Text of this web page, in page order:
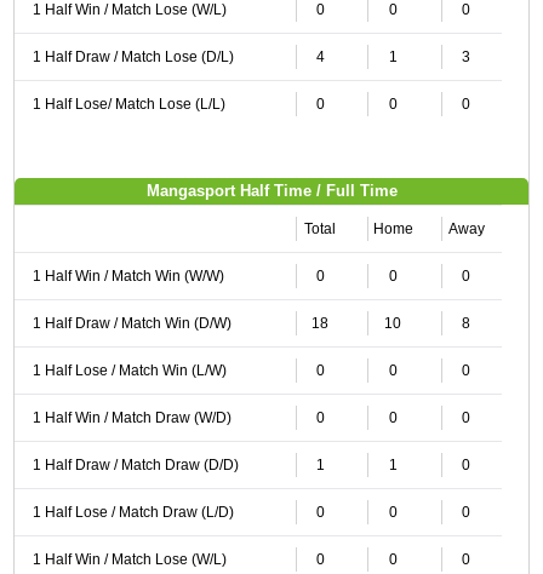
1 Half Win / Match Lose (W/L) 0 0 0
1 Half Draw / Match Lose (D/L) 4 1 3
1 Half Lose/ Match Lose (L/L) 0 0 0
Mangasport Half Time / Full Time
Total Home Away
1 Half Win / Match Win (W/W) 0 0 0
1 Half Draw / Match Win (D/W) 18 10 8
1 Half Lose / Match Win (L/W) 0 0 0
1 Half Win / Match Draw (W/D) 0 0 0
1 Half Draw / Match Draw (D/D) 1 1 0
1 Half Lose / Match Draw (L/D) 0 0 0
1 Half Win / Match Lose (W/L) 0 0 0